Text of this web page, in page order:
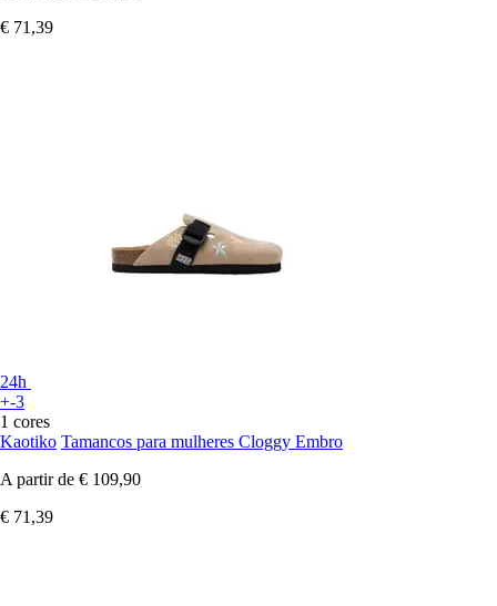
€ 71,39
24h
+-3
1 cores
Kaotiko Tamancos para mulheres Cloggy Embro
A partir de € 109,90
€ 71,39